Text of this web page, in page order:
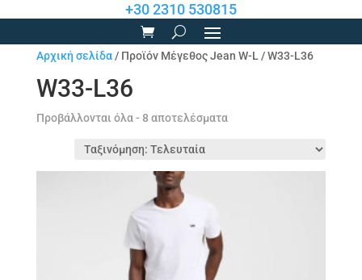
+30 2310 530815
Αρχική σελίδα/ Προϊόν Μέγεθος Jean W-L / W33-L36
W33-L36
Προβάλλονται όλα - 8 αποτελέσματαSorted